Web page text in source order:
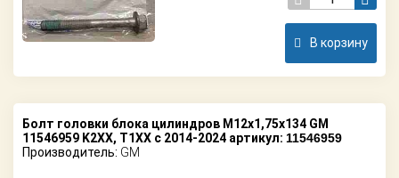
В корзину
Болт головки блока цилиндров M12x1,75x134 GM
11546959 K2XX, T1XX с 2014-2024 артикул: 11546959
Производитель: GM